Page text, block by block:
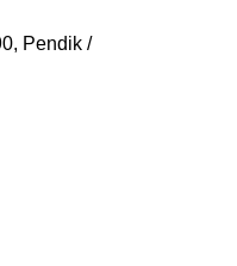
Pendik /